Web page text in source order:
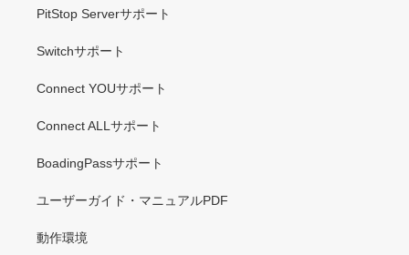
PitStop Serverサポート
Switchサポート
Connect YOUサポート
Connect ALLサポート
BoadingPassサポート
ユーザーガイド・マニュアルPDF
動作環境